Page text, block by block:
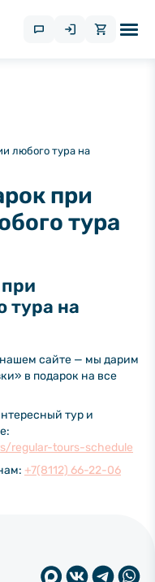
любого тура на
при
тура
тура на
сайте — мы дарим
в подарок на все
тур и
regular-tours-schedule
+7(8112) 66-22-06